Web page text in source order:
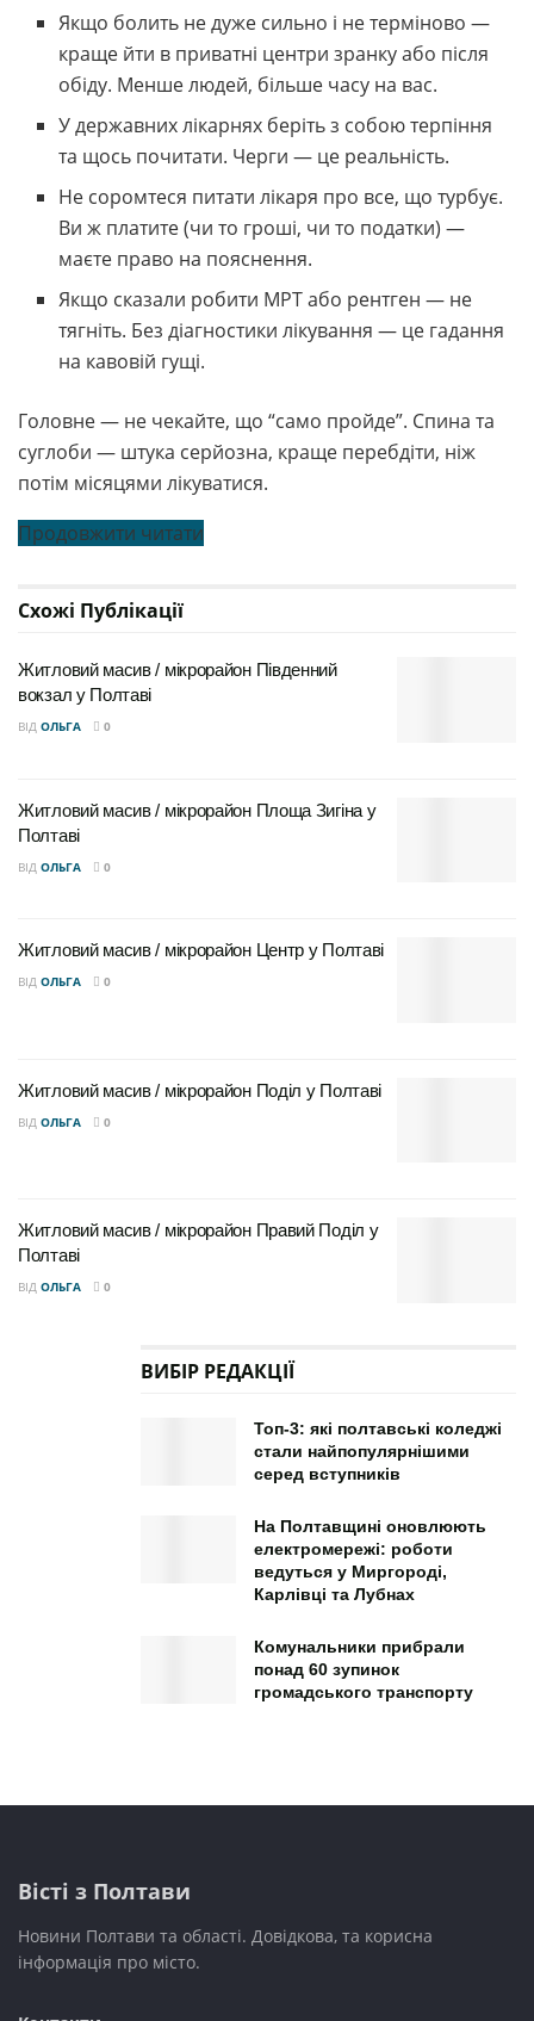
Якщо болить не дуже сильно і не терміново —
краще йти в приватні центри зранку або після
обіду. Менше людей, більше часу на вас.
У державних лікарнях беріть з собою терпіння
та щось почитати. Черги — це реальність.
Не соромтеся питати лікаря про все, що турбує.
Ви ж платите (чи то гроші, чи то податки) —
маєте право на пояснення.
Якщо сказали робити МРТ або рентген — не
тягніть. Без діагностики лікування — це гадання
на кавовій гущі.
Головне — не чекайте, що “само пройде”. Спина та
суглоби — штука серйозна, краще перебдіти, ніж
потім місяцями лікуватися.
Продовжити читати
Схожі Публікації
Житловий масив / мікрорайон Південний
вокзал у Полтаві
ВІД ОЛЬГА 0
Житловий масив / мікрорайон Площа Зигіна у
Полтаві
ВІД ОЛЬГА 0
Житловий масив / мікрорайон Центр у Полтаві
ВІД ОЛЬГА 0
Житловий масив / мікрорайон Поділ у Полтаві
ВІД ОЛЬГА 0
Житловий масив / мікрорайон Правий Поділ у
Полтаві
ВІД ОЛЬГА 0
ВИБІР РЕДАКЦІЇ
Топ-3: які полтавські коледжі
стали найпопулярнішими
серед вступників
На Полтавщині оновлюють
електромережі: роботи
ведуться у Миргороді,
Карлівці та Лубнах
Комунальники прибрали
понад 60 зупинок
громадського транспорту
Вісті з Полтави
Новини Полтави та області. Довідкова, та корисна
інформація про місто.